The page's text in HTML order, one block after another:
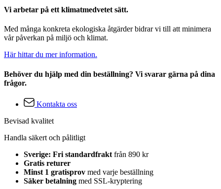
Vi arbetar på ett klimatmedvetet sätt.
Med många konkreta ekologiska åtgärder bidrar vi till att minimera
vår påverkan på miljö och klimat.
Här hittar du mer information.
Behöver du hjälp med din beställning? Vi svarar gärna på dina
frågor.
Kontakta oss
Bevisad kvalitet
Handla säkert och pålitligt
Sverige: Fri standardfrakt från 890 kr
Gratis returer
Minst 1 gratisprov med varje beställning
Säker betalning med SSL-kryptering